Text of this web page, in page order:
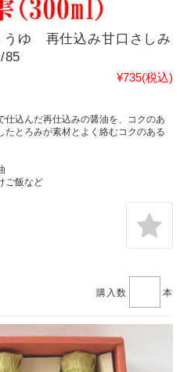
うゆ 再仕込み甘口さしみ
85
¥735(税込)
込んだ再仕込みの醤油を、コクのあ
たとろみが素材とよく絡むコクのある
ご飯など
購入数 本